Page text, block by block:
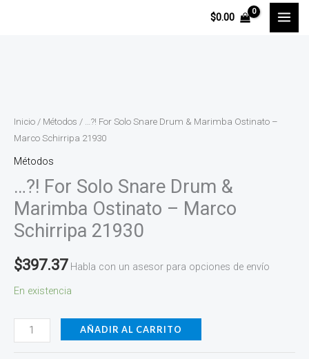
$0.00
Inicio / Métodos / …?! For Solo Snare Drum & Marimba Ostinato –
Marco Schirripa 21930
Métodos
…?! For Solo Snare Drum &
Marimba Ostinato – Marco
Schirripa 21930
$397.37 Habla con un asesor para opciones de envío
En existencia
Solo
Snare
Drum
Marimba
Ostinato
-
Schirripa
21930
AÑADIR AL CARRITO